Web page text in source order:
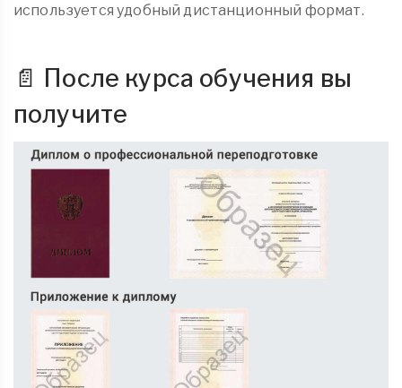
используется удобный дистанционный формат.
📄 После курса обучения вы
получите